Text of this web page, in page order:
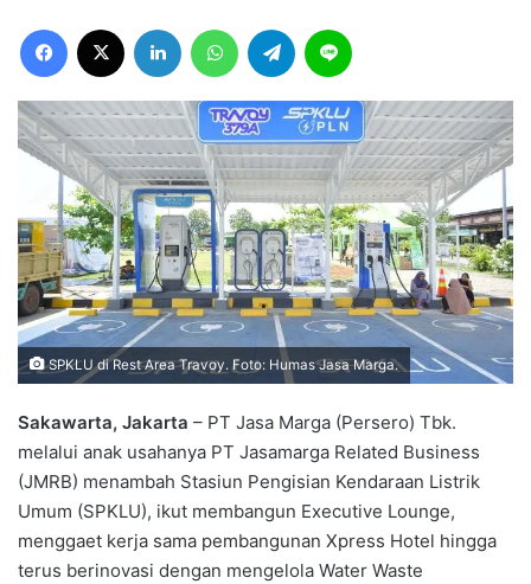
Facebook LinkedIn WhatsAppTelegram
SPKLU di Rest Area Travoy. Foto: Humas Jasa Marga.
Sakawarta, Jakarta – PT Jasa Marga (Persero) Tbk.
melalui anak usahanya PT Jasamarga Related Business
(JMRB) menambah Stasiun Pengisian Kendaraan Listrik
Umum (SPKLU), ikut membangun Executive Lounge,
menggaet kerja sama pembangunan Xpress Hotel hingga
terus berinovasi dengan mengelola Water Waste